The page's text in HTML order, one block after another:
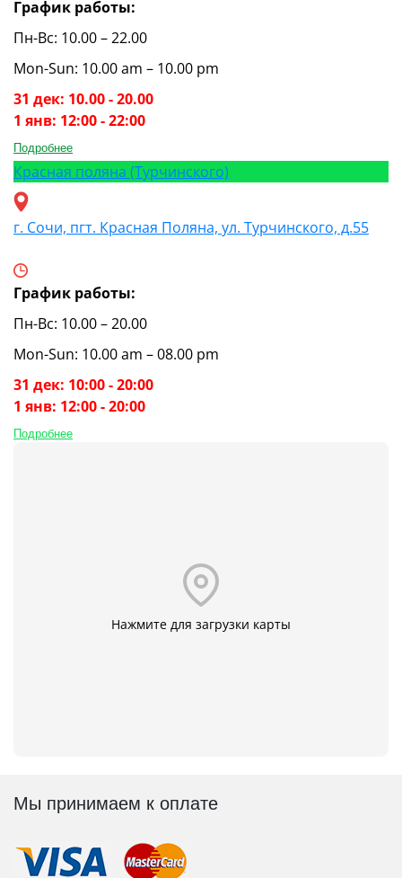
График работы:
Пн-Вс: 10.00 – 22.00
Mon-Sun: 10.00 am – 10.00 pm
31 дек: 10.00 - 20.00
1 янв: 12:00 - 22:00
Подробнее
Красная поляна (Турчинского)
г. Сочи, пгт. Красная Поляна, ул. Турчинского, д.55
График работы:
Пн-Вс: 10.00 – 20.00
Mon-Sun: 10.00 am – 08.00 pm
31 дек: 10:00 - 20:00
1 янв: 12:00 - 20:00
Подробнее
Нажмите для загрузки карты
Мы принимаем к оплате